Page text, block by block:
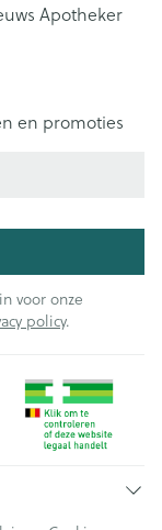
Apotheker
en promoties
voor onze
policy.